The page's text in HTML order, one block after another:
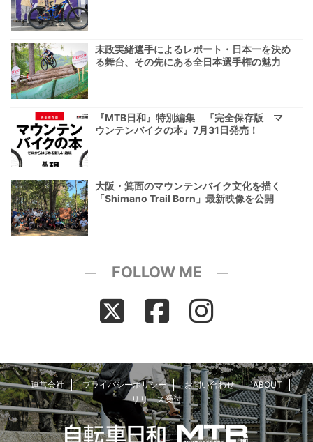
末政実緒選手によるレポート・日本一を決め
る舞台、その先にある全日本選手権の魅力
『MTB日和』特別編集 『完全保存版 マ
ウンテンバイクの本』7月31日発売！
大阪・箕面のマウンテンバイク文化を描く
「Shimano Trail Born」最新映像を公開
─ FOLLOW ME ─
運営会社 プライバシーポリシー お問い合わせ
ABOUT
リリース受付